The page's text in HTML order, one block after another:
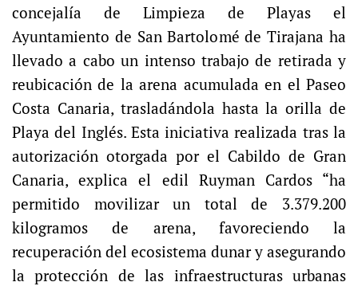
concejalía de Limpieza de Playas el
Ayuntamiento de San Bartolomé de Tirajana ha
llevado a cabo un intenso trabajo de retirada y
reubicación de la arena acumulada en el Paseo
Costa Canaria, trasladándola hasta la orilla de
Playa del Inglés. Esta iniciativa realizada tras la
autorización otorgada por el Cabildo de Gran
Canaria, explica el edil Ruyman Cardos “ha
permitido movilizar un total de 3.379.200
kilogramos de arena, favoreciendo la
recuperación del ecosistema dunar y asegurando
la protección de las infraestructuras urbanas